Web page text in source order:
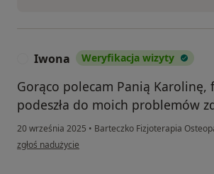
Iwona Weryfikacja wizyty
Gorąco polecam Panią Karolinę,
podeszła do moich problemów
20 września 2025 • Barteczko Fizjoterapia
w opinii użytkownika Iwona
zgłoś nadużycie